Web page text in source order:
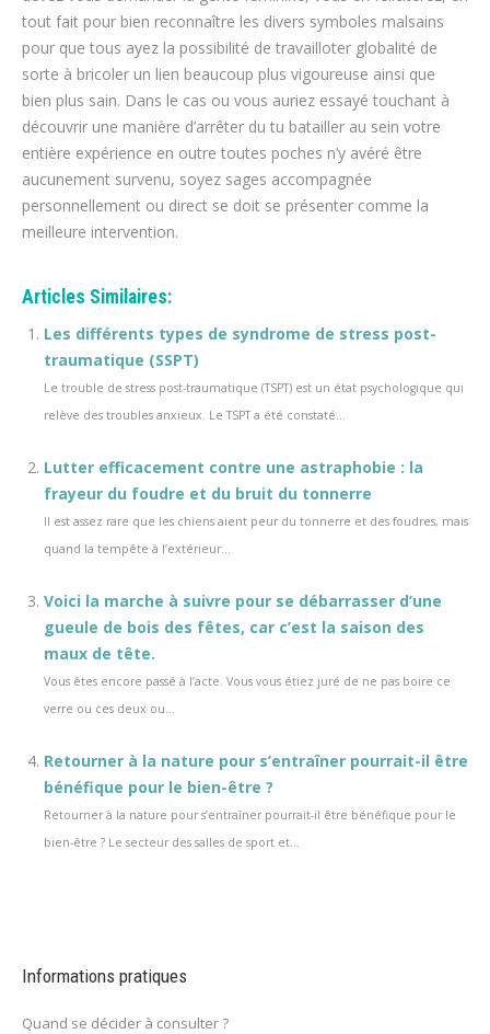
tout fait pour bien reconnaître les divers symboles malsains
pour que tous ayez la possibilité de travailloter globalité de
sorte à bricoler un lien beaucoup plus vigoureuse ainsi que
bien plus sain. Dans le cas ou vous auriez essayé touchant à
découvrir une manière d’arrêter du tu batailler au sein votre
entière expérience en outre toutes poches n’y avéré être
aucunement survenu, soyez sages accompagnée
personnellement ou direct se doit se présenter comme la
meilleure intervention.
Articles Similaires:
Les différents types de syndrome de stress post-
traumatique (SSPT)
Le trouble de stress post-traumatique (TSPT) est un état psychologique qui
relève des troubles anxieux. Le TSPT a été constaté...
Lutter efficacement contre une astraphobie : la
frayeur du foudre et du bruit du tonnerre
Il est assez rare que les chiens aient peur du tonnerre et des foudres, mais
quand la tempête à l’extérieur...
Voici la marche à suivre pour se débarrasser d’une
gueule de bois des fêtes, car c’est la saison des
maux de tête.
Vous êtes encore passé à l’acte. Vous vous étiez juré de ne pas boire ce
verre ou ces deux ou...
Retourner à la nature pour s’entraîner pourrait-il être
bénéfique pour le bien-être ?
Retourner à la nature pour s’entraîner pourrait-il être bénéfique pour le
bien-être ? Le secteur des salles de sport et...
Informations pratiques
Quand se décider à consulter ?